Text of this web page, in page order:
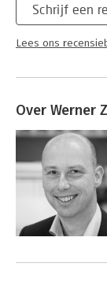
Schrijf een
Lees ons
Over Werner
Andere